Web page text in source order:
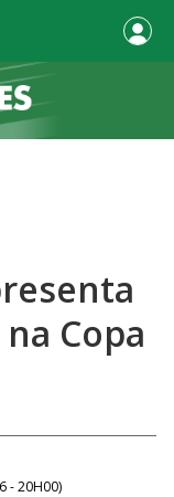
Copa
- 20H00)